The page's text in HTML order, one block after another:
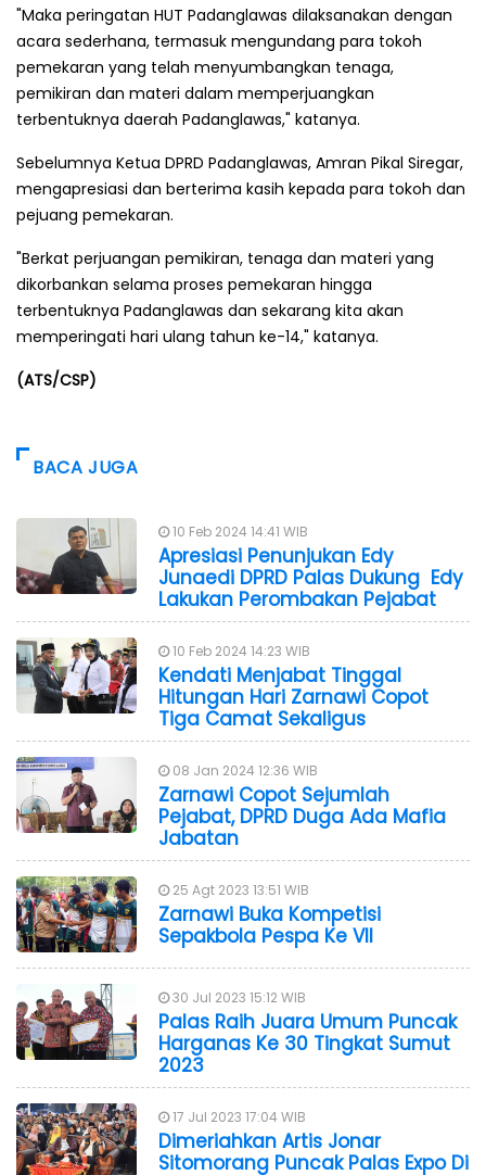
"Maka peringatan HUT Padanglawas dilaksanakan dengan
acara sederhana, termasuk mengundang para tokoh
pemekaran yang telah menyumbangkan tenaga,
pemikiran dan materi dalam memperjuangkan
terbentuknya daerah Padanglawas," katanya.
Sebelumnya Ketua DPRD Padanglawas, Amran Pikal Siregar,
mengapresiasi dan berterima kasih kepada para tokoh dan
pejuang pemekaran.
"Berkat perjuangan pemikiran, tenaga dan materi yang
dikorbankan selama proses pemekaran hingga
terbentuknya Padanglawas dan sekarang kita akan
memperingati hari ulang tahun ke-14," katanya.
(ATS/CSP)
BACA JUGA
10 Feb 2024 14:41 WIB
Apresiasi Penunjukan Edy
Junaedi DPRD Palas Dukung Edy
Lakukan Perombakan Pejabat
10 Feb 2024 14:23 WIB
Kendati Menjabat Tinggal
Hitungan Hari Zarnawi Copot
Tiga Camat Sekaligus
08 Jan 2024 12:36 WIB
Zarnawi Copot Sejumlah
Pejabat, DPRD Duga Ada Mafia
Jabatan
25 Agt 2023 13:51 WIB
Zarnawi Buka Kompetisi
Sepakbola Pespa Ke VII
30 Jul 2023 15:12 WIB
Palas Raih Juara Umum Puncak
Harganas Ke 30 Tingkat Sumut
2023
17 Jul 2023 17:04 WIB
Dimeriahkan Artis Jonar
Sitomorang Puncak Palas Expo Di